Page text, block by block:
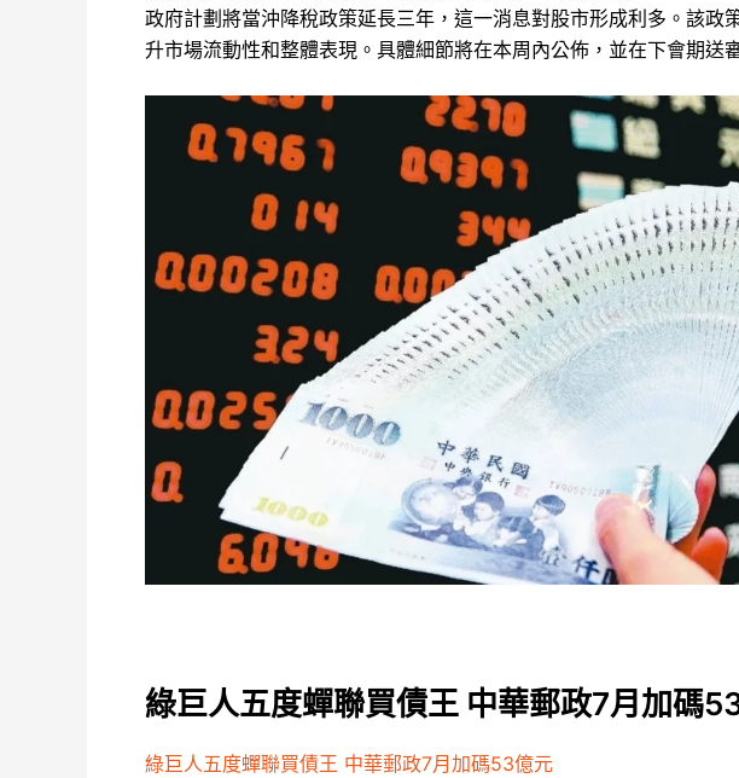
政府計劃將當沖降稅政策延長三年，這一消息對股市形成利多。該
升市場流動性和整體表現。具體細節將在本周內公佈，並在下會期送
綠巨人五度蟬聯買債王 中華郵政7月加碼
綠巨人五度蟬聯買債王 中華郵政7月加碼53億元